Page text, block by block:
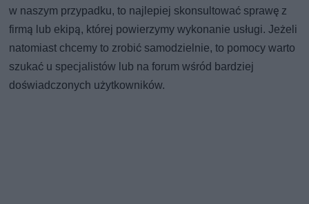
w naszym przypadku, to najlepiej skonsultować sprawę z
firmą lub ekipą, której powierzymy wykonanie usługi. Jeżeli
natomiast chcemy to zrobić samodzielnie, to pomocy warto
szukać u specjalistów lub na forum wśród bardziej
doświadczonych użytkowników.